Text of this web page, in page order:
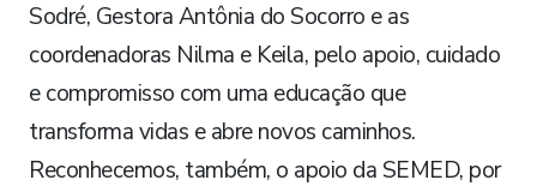
Sodré, Gestora Antônia do Socorro e as
coordenadoras Nilma e Keila, pelo apoio, cuidado
e compromisso com uma educação que
transforma vidas e abre novos caminhos.
Reconhecemos, também, o apoio da SEMED, por